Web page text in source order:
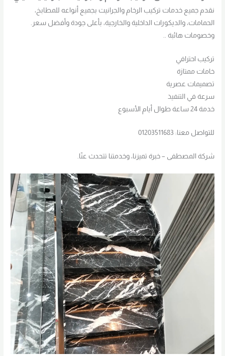
نقدم جميع خدمات تركيب الرخام والجرانيت بجميع أنواعه للمطابخ،
الحمامات، والديكورات الداخلية والخارجية، بأعلى جودة وأفضل سعر.
وخصومات هائبة ..
تركيب احترافي
خامات ممتازة
تصميمات عصرية
سرعة في التنفيذ
خدمة 24 ساعة طوال أيام الأسبوع
للتواصل معنا: 01203511683
شركة المصطفى – خبرة تميزنا، وخدمتنا تتحدث عنّا.